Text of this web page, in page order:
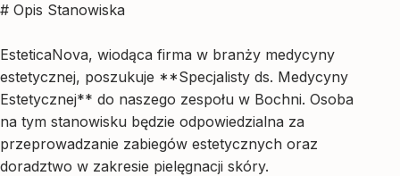
# Opis Stanowiska
EsteticaNova, wiodąca firma w branży medycyny
estetycznej, poszukuje **Specjalisty ds. Medycyny
Estetycznej** do naszego zespołu w Bochni. Osoba
na tym stanowisku będzie odpowiedzialna za
przeprowadzanie zabiegów estetycznych oraz
doradztwo w zakresie pielęgnacji skóry.